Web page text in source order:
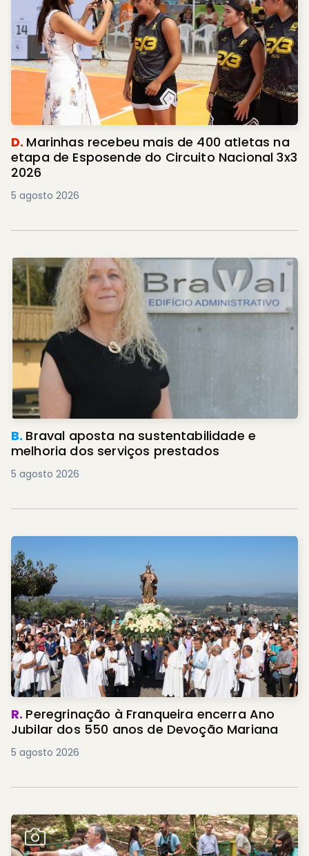
D. Marinhas recebeu mais de 400 atletas na
etapa de Esposende do Circuito Nacional 3x3
2026
5 agosto 2026
B. Braval aposta na sustentabilidade e
melhoria dos serviços prestados
5 agosto 2026
R. Peregrinação à Franqueira encerra Ano
Jubilar dos 550 anos de Devoção Mariana
5 agosto 2026